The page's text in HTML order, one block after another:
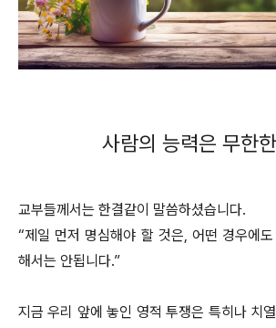
사람의 능력은 무한
교부들께서는 한결같이 말씀하셨습니다.
“제일 먼저 명심해야 할 것은, 어떤 경우에
해서는 안됩니다.”
지금 우리 앞에 놓인 영적 투쟁은 특히나 치